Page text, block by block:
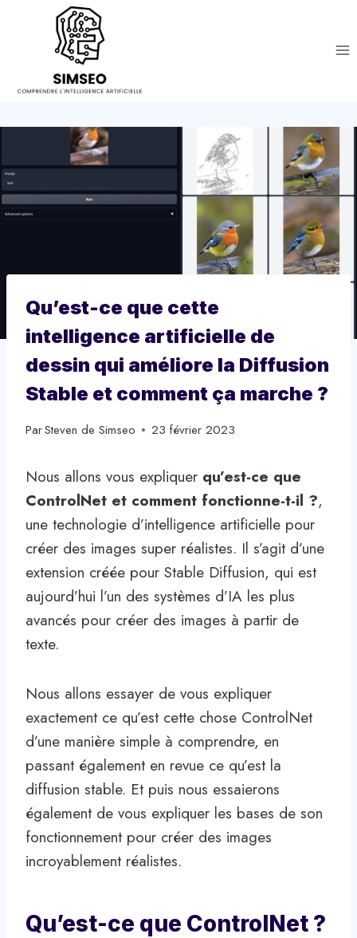
Qu’est-ce que cette
intelligence artificielle de
dessin qui améliore la Diffusion
Stable et comment ça marche ?
ParSteven de Simseo 23 février 2023
Nous allons vous expliquer qu’est-ce que
ControlNet et comment fonctionne-t-il ?,
une technologie d’intelligence artificielle pour
créer des images super réalistes. Il s’agit d’une
extension créée pour Stable Diffusion, qui est
aujourd’hui l’un des systèmes d’IA les plus
avancés pour créer des images à partir de
texte.
Nous allons essayer de vous expliquer
exactement ce qu’est cette chose ControlNet
d’une manière simple à comprendre, en
passant également en revue ce qu’est la
diffusion stable. Et puis nous essaierons
également de vous expliquer les bases de son
fonctionnement pour créer des images
incroyablement réalistes.
Qu’est-ce que ControlNet ?